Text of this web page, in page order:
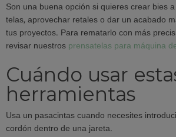
Son una buena opción si quieres crear bies
telas, aprovechar retales o dar un acabado
tus proyectos. Para rematarlo con más
revisar nuestros prensatelas para máquina
Cuándo usar
herramientas
Usa un pasacintas cuando necesites
cordón dentro de una jareta.